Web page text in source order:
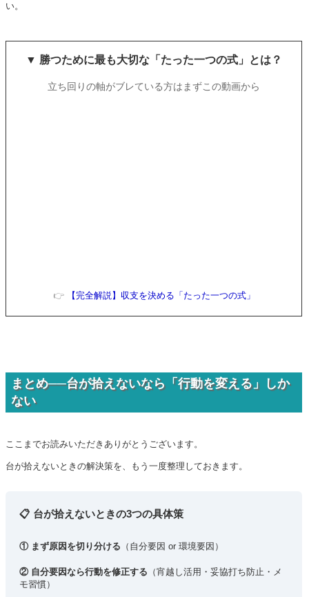
い。
▼ 勝つために最も大切な「たった一つの式」とは？
立ち回りの軸がブレている方はまずこの動画から
👉 【完全解説】収支を決める「たった一つの式」
まとめ──台が拾えないなら「行動を変える」しか
ない
ここまでお読みいただきありがとうございます。
台が拾えないときの解決策を、もう一度整理しておきます。
📋 台が拾えないときの3つの具体策
① まず原因を切り分ける （自分要因 or 環境要因）
② 自分要因なら行動を修正する （宵越し活用・妥協打ち防止・メ
モ習慣）